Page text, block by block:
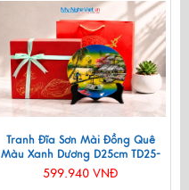
Tranh Đĩa Sơn Mài Đồng Quê
Màu Xanh Dương D25cm TD25-
2.5
599.940 VNĐ